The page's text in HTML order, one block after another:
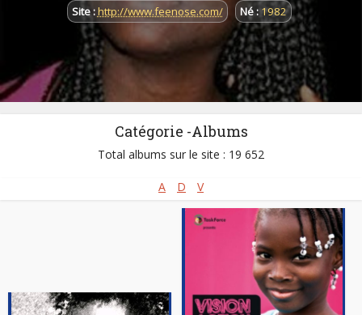
Site :http://www.feenose.com/ Né : 1982
Catégorie -Albums
Total albums sur le site : 19 652
A D V